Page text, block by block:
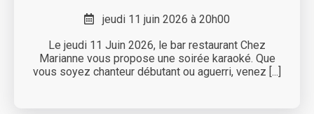
jeudi 11 juin 2026 à 20h00
Le jeudi 11 Juin 2026, le bar restaurant Chez
Marianne vous propose une soirée karaoké. Que
vous soyez chanteur débutant ou aguerri, venez [...]